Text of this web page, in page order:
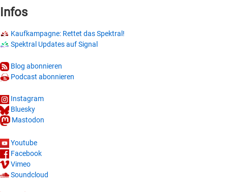
Infos
Kaufkampagne: Rettet das Spektral!
Spektral Updates auf Signal
Blog abonnieren
Podcast abonnieren
Instagram
Bluesky
Mastodon
Youtube
Facebook
Vimeo
Soundcloud